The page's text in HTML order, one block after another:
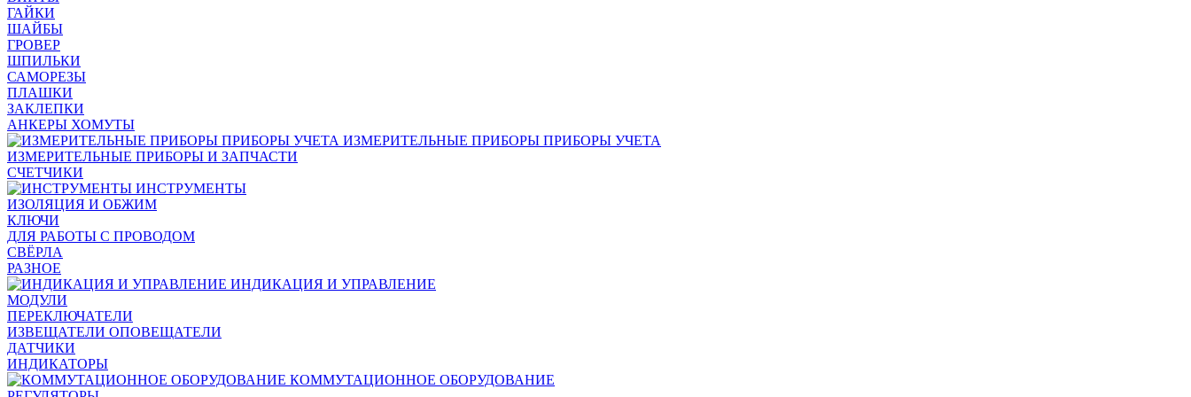
ГАЙКИ
ШАЙБЫ
ГРОВЕР
ШПИЛЬКИ
САМОРЕЗЫ
ПЛАШКИ
ЗАКЛЕПКИ
АНКЕРЫ ХОМУТЫ
ИЗМЕРИТЕЛЬНЫЕ ПРИБОРЫ ПРИБОРЫ УЧЕТА
ИЗМЕРИТЕЛЬНЫЕ ПРИБОРЫ И ЗАПЧАСТИ
СЧЕТЧИКИ
ИНСТРУМЕНТЫ
ИЗОЛЯЦИЯ И ОБЖИМ
КЛЮЧИ
ДЛЯ РАБОТЫ С ПРОВОДОМ
СВЁРЛА
РАЗНОЕ
ИНДИКАЦИЯ И УПРАВЛЕНИЕ
МОДУЛИ
ПЕРЕКЛЮЧАТЕЛИ
ИЗВЕЩАТЕЛИ ОПОВЕЩАТЕЛИ
ДАТЧИКИ
ИНДИКАТОРЫ
КОММУТАЦИОННОЕ ОБОРУДОВАНИЕ